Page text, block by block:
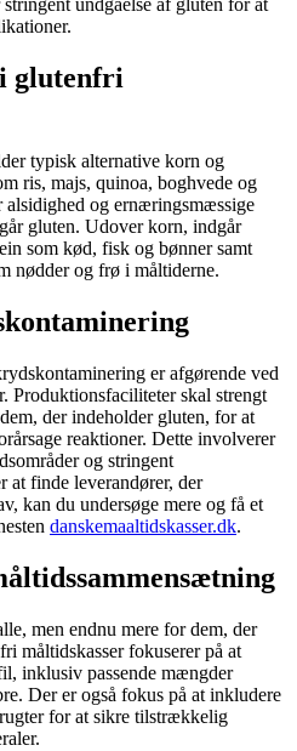
glutenfri
typisk alternative korn og
ris, majs, quinoa, boghvede og
og ernæringsmæssige
gluten. Udover korn, indgår
som kød, fisk og bønner samt
nødder og frø i måltiderne.
er afgørende ved
Produktionsfaciliteter skal strengt
der indeholder gluten, for at
reaktioner. Dette involverer
og stringent
at finde leverandører, der
kan du undersøge mere og få et
danskemaaltidskasser.dk.
men endnu mere for dem, der
måltidskasser fokuserer på at
inklusiv passende mængder
Der er også fokus på at inkludere
for at sikre tilstrækkelig